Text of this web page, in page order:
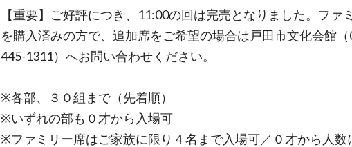
【重要】ご好評につき、11:00の回は完売となりました。ファ
を購入済みの方で、追加席をご希望の場合は戸田市文化会館
445-1311）へお問い合わせください。
※各部、３０組まで（先着順）
※いずれの部も０才から入場可
※ファミリー席はご家族に限り４名まで入場可／０才から人数